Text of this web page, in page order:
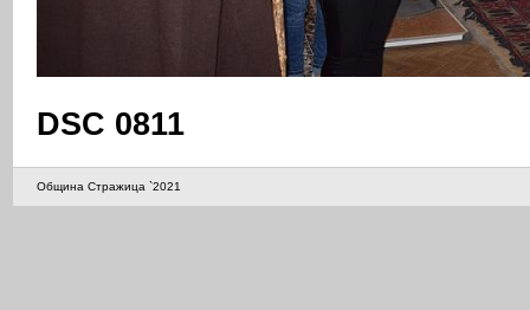
DSC 0811
Община Стражица `2021